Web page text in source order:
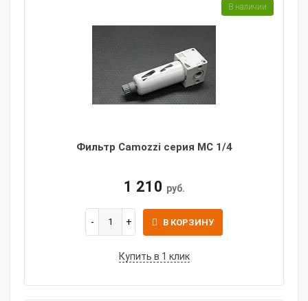
Фильтр Camozzi серия MC 1/4
1 210 руб.
В КОРЗИНУ
Купить в 1 клик
В наличии